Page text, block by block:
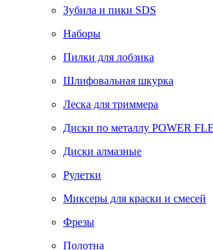
Зубила и пики SDS
Наборы
Пилки для лобзика
Шлифовальная шкурка
Леска для триммера
Диски по металлу POWER
Диски алмазные
Рулетки
Миксеры для краски и смесей
Фрезы
Полотна